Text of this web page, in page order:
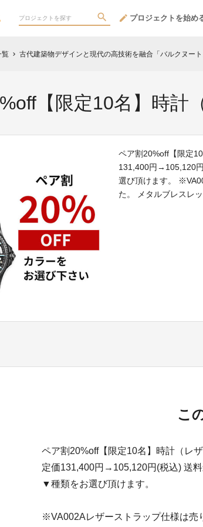
プロジェクトを始め
覧 chevron_right 古代建築物デザインと現代の高技術を融合「バルクヌー
【限定10名】時計
ペア割20%off【限定
131,400円→105,120
選び頂けます。
た。 メタルブレスレ
こ
ペア割20%off【限定10名】時計（レ
定価131,400円→105,120円(税込) 送料
▼種類をお選び頂けます。
※VA002Aレザーストラップ仕様は売